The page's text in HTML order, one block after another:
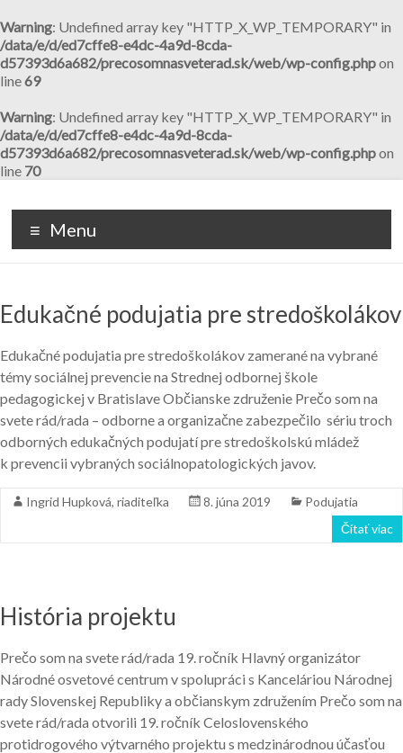
Warning: Undefined array key "HTTP_X_WP_TEMPORARY" in
/data/e/d/ed7cffe8-e4dc-4a9d-8cda-
d57393d6a682/precosomnasveterad.sk/web/wp-config.phpon
line69
Warning: Undefined array key "HTTP_X_WP_TEMPORARY" in
/data/e/d/ed7cffe8-e4dc-4a9d-8cda-
d57393d6a682/precosomnasveterad.sk/web/wp-config.phpon
line 70
na
obsahPrečo som na svete rád /
rada
Stránky občianskeho združenia
Menu
Edukačné podujatia pre stredoškolákov
Edukačné podujatia pre stredoškolákov zamerané na vybrané
témy sociálnej prevencie na Strednej odbornej škole
pedagogickej v Bratislave Občianske združenie Prečo som na
svete rád/rada – odborne a organizačne zabezpečilo sériu troch
odborných edukačných podujatí pre stredoškolskú mládež
k prevencii vybraných sociálnopatologických javov.
Ingrid Hupková, riaditeľka 8. júna 2019
Podujatia
Čítať viac
História projektu
Prečo som na svete rád/rada 19. ročník Hlavný organizátor
Národné osvetové centrum v spolupráci s Kanceláriou Národnej
rady Slovenskej Republiky a občianskym združením Prečo som na
svete rád/rada otvorili 19. ročník Celoslovenského
protidrogového výtvarného projektu s medzinárodnou účasťou